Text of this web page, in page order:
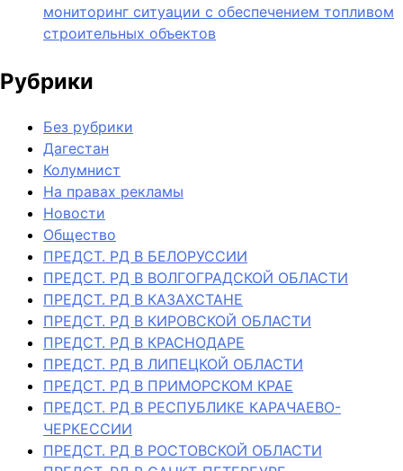
мониторинг ситуации с обеспечением топливом
строительных объектов
Рубрики
Без рубрики
Дагестан
Колумнист
На правах рекламы
Новости
Общество
ПРЕДСТ. РД В БЕЛОРУССИИ
ПРЕДСТ. РД В ВОЛГОГРАДСКОЙ ОБЛАСТИ
ПРЕДСТ. РД В КАЗАХСТАНЕ
ПРЕДСТ. РД В КИРОВСКОЙ ОБЛАСТИ
ПРЕДСТ. РД В КРАСНОДАРЕ
ПРЕДСТ. РД В ЛИПЕЦКОЙ ОБЛАСТИ
ПРЕДСТ. РД В ПРИМОРСКОМ КРАЕ
ПРЕДСТ. РД В РЕСПУБЛИКЕ КАРАЧАЕВО-
ЧЕРКЕССИИ
ПРЕДСТ. РД В РОСТОВСКОЙ ОБЛАСТИ